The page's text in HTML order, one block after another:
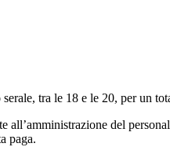
tra le 18 e le 20, per un
del
paga.